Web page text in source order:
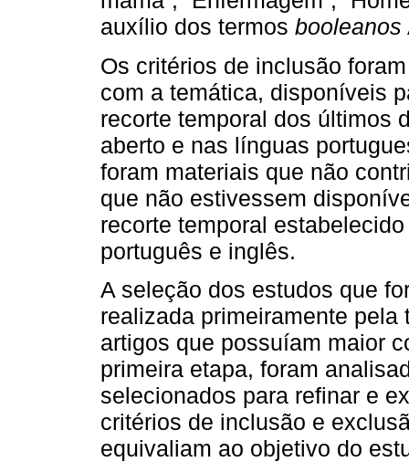
auxílio dos termos booleanos
Os critérios de inclusão
com a temática, disponíveis
recorte temporal dos últimos
aberto e nas línguas
foram materiais que não
que não estivessem
recorte temporal
português e inglês.
A seleção dos estudos que
realizada primeiramente
artigos que possuíam maior
primeira etapa, foram
selecionados para refinar e
critérios de inclusão e
equivaliam ao objetivo do